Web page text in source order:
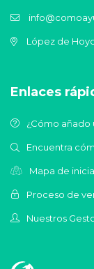
López de
Enlaces
¿Cómo añado
Encuentra
Mapa de
Proceso de
Nuestros